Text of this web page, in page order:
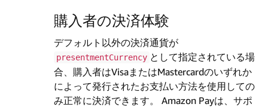
購入者の決済体験
デフォルト以外の決済通貨が
presentmentCurrency として指定されている場
合、購入者はVisaまたはMastercardのいずれか
によって発行されたお支払い方法を使用しての
み正常に決済できます。 Amazon Payは、サポ